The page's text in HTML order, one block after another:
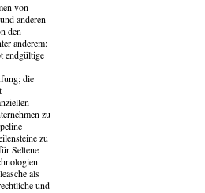
von
anderen
den
anderem:
endgültige
die
zu
zu
Seltene
als
und